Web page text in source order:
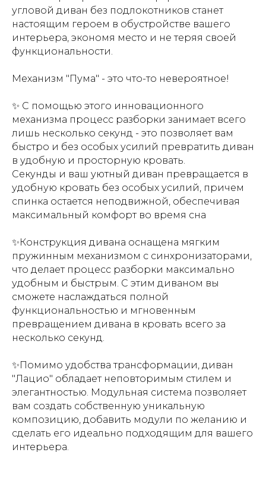
угловой диван без подлокотников станет
настоящим героем в обустройстве вашего
интерьера, экономя место и не теряя своей
функциональности.
Механизм "Пума" - это что-то невероятное!
✨ С помощью этого инновационного
механизма процесс разборки занимает всего
лишь несколько секунд - это позволяет вам
быстро и без особых усилий превратить диван
в удобную и просторную кровать.
Секунды и ваш уютный диван превращается в
удобную кровать без особых усилий, причем
спинка остается неподвижной, обеспечивая
максимальный комфорт во время сна
✨Конструкция дивана оснащена мягким
пружинным механизмом с синхронизаторами,
что делает процесс разборки максимально
удобным и быстрым. С этим диваном вы
сможете наслаждаться полной
функциональностью и мгновенным
превращением дивана в кровать всего за
несколько секунд.
✨Помимо удобства трансформации, диван
"Лацио" обладает неповторимым стилем и
элегантностью. Модульная система позволяет
вам создать собственную уникальную
композицию, добавить модули по желанию и
сделать его идеально подходящим для вашего
интерьера.